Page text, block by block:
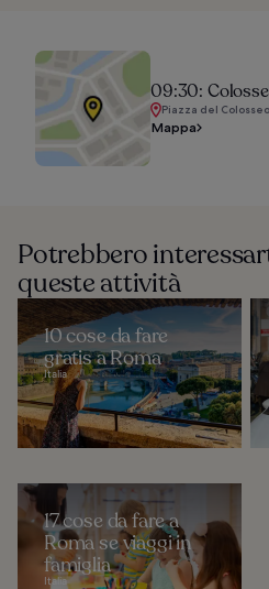
09:30:
Piazza del Colosseo
Mappa
Potrebbero
queste attività
10 cose da fare
gratis a Roma
Italia
17 cose da fare a
Roma se viaggi in
famiglia
Italia